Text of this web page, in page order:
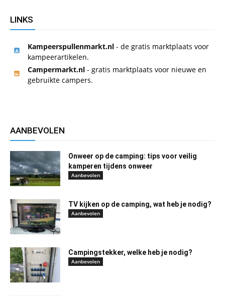
LINKS
Kampeerspullenmarkt.nl - de gratis marktplaats voor
kampeerartikelen.
Campermarkt.nl - gratis marktplaats voor nieuwe en
gebruikte campers.
AANBEVOLEN
Onweer op de camping: tips voor veilig
kamperen tijdens onweer
Aanbevolen
TV kijken op de camping, wat heb je nodig?
Aanbevolen
Campingstekker, welke heb je nodig?
Aanbevolen